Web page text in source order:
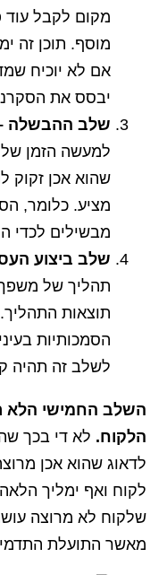
מקום לקבל עוד
מוסף. תוכן זה
אם לא יוכיח
יבסס את
שלב ההבשלה
למעשה הזמן
שהוא אכן זקוק
מציע. כלומר,
מבשילים לכדי
שלב ביצוע
תהליך של משפך
תוצאות
הסמכותיות
לשלב זה תהיה
השלב החמישי הלא
הלקוח. לא די בכך
לדאוג שהוא אכן
לקוח ואף ימליך
שלקוח לא מרוצה
מאשר התועלת